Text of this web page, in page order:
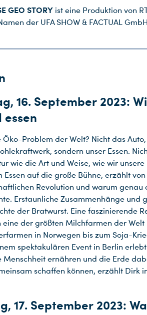
GEO STORY ist eine Produktion von
der UFA SHOW & FACTUAL
16. September 2023:
essen
Öko-Problem der Welt? Nicht das
sondern unser Essen.
wie die Art und Weise, wie wir
Essen auf die große Bühne, erzählt
Revolution und warum genau
Erstaunliche Zusammenhänge und
der Bratwurst. Eine faszinierende
eine der größten Milchfarmen der Welt
in Norwegen bis zum Soja-
spektakulären Event in Berlin
Menschheit ernähren und die Erde
schaffen können, erzählt Dirk
17. September 2023: